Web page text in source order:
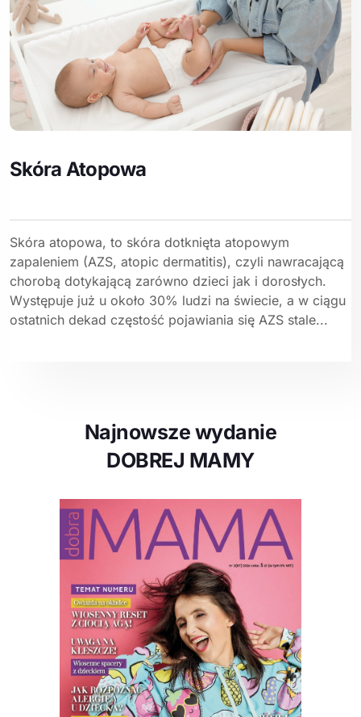
Skóra Atopowa
Skóra atopowa, to skóra dotknięta atopowym
zapaleniem (AZS, atopic dermatitis), czyli nawracającą
chorobą dotykającą zarówno dzieci jak i dorosłych.
Występuje już u około 30% ludzi na świecie, a w ciągu
ostatnich dekad częstość pojawiania się AZS stale...
Najnowsze wydanie
DOBREJ MAMY